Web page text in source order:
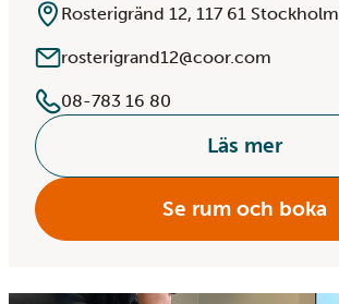
Rosterigränd 12, 117 61 Stockholm
rosterigrand12@coor.com
08-783 16 80
Läs mer
Se rum och boka